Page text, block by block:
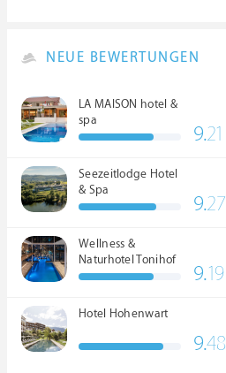
NEUE BEWERTUNGEN
LA MAISON hotel &
spa
9.21
Seezeitlodge Hotel
& Spa
9.27
Wellness &
Naturhotel Tonihof
****S
9.19
Hotel Hohenwart
9.48